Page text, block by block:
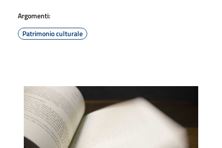
Argomenti:
Patrimonio culturale